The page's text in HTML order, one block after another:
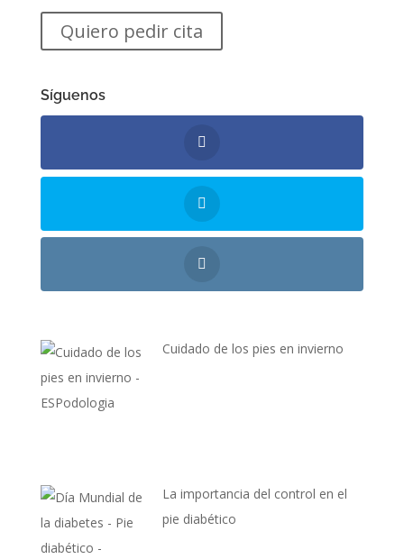
Quiero pedir cita
Síguenos
Cuidado de los pies en invierno
La importancia del control en el
pie diabético